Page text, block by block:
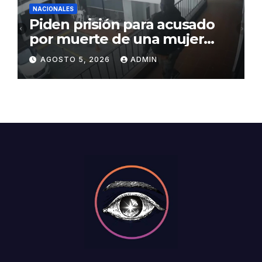
NACIONALES
Piden prisión para acusado
por muerte de una mujer
durante intento de robo en
plaza comercial en Piantini
AGOSTO 5, 2026 ADMIN